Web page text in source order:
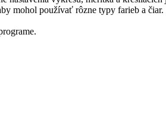
mohol používať rôzne typy farieb a